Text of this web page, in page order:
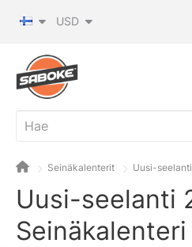
USD
Seinäkalenterit Uusi-
Uusi-seelanti
Seinäkalenteri